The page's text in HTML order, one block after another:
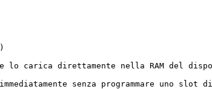
lo carica direttamente nella RAM del
senza programmare uno slot di